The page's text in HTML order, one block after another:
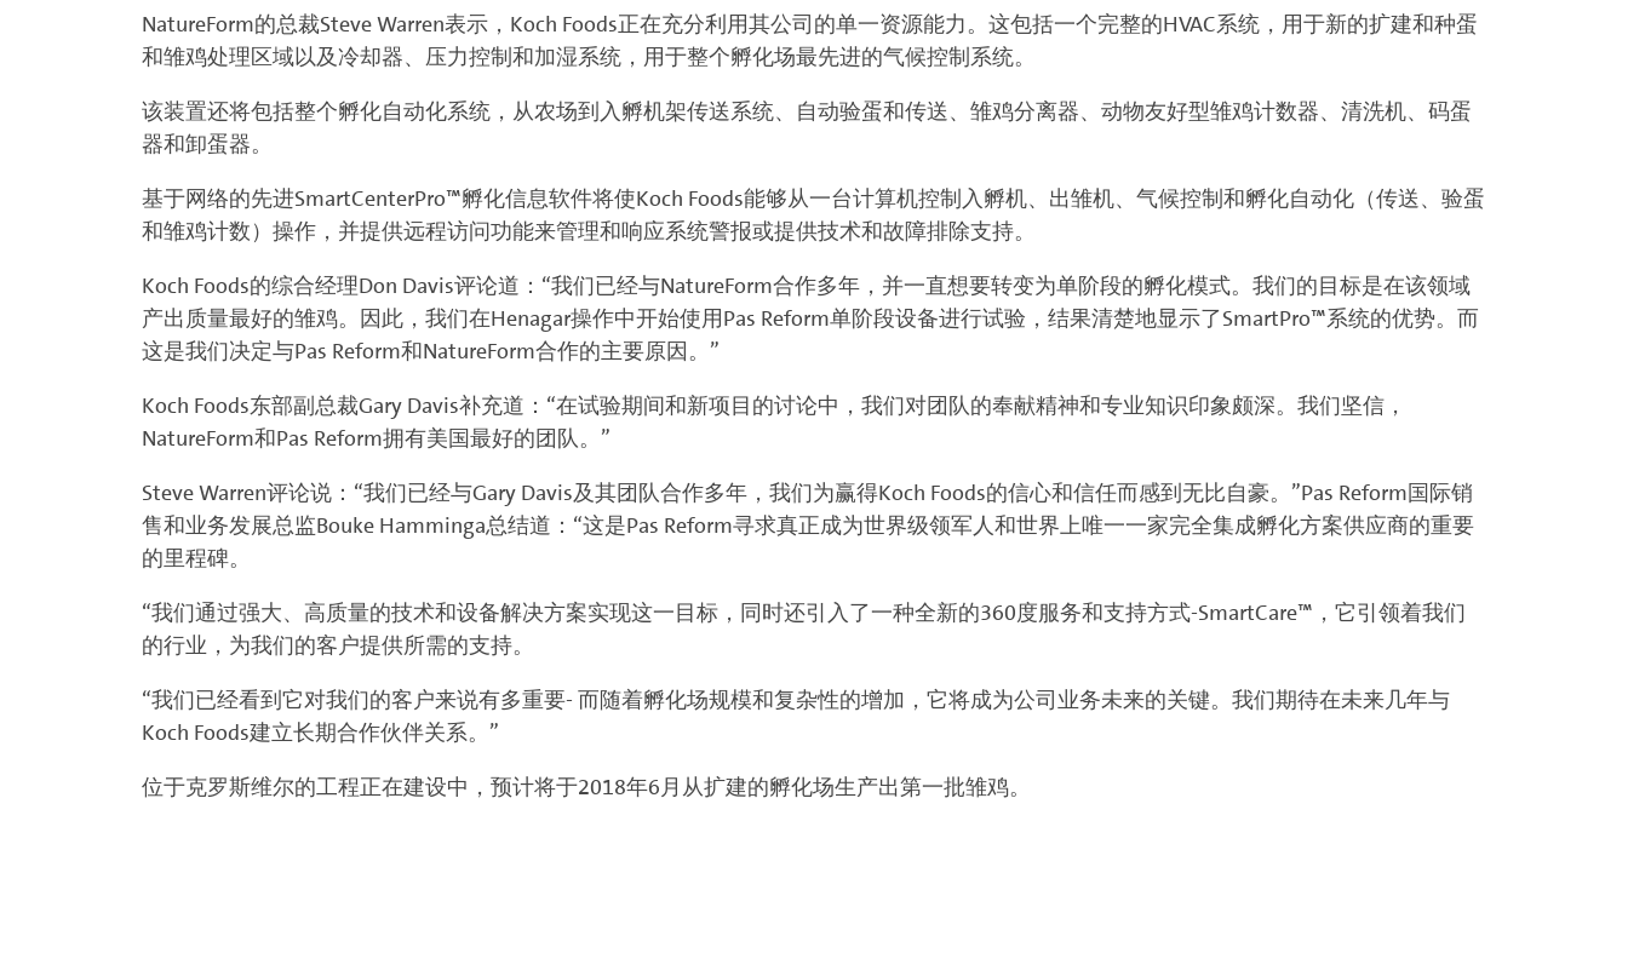
NatureForm的总裁Steve Warren表示，Koch Foods正在充分利用其公司的单一资源能力。这包括一个完整的HVAC系统，用于新的扩建和种蛋
和雏鸡处理区域以及冷却器、压力控制和加湿系统，用于整个孵化场最先进的气候控制系统。
该装置还将包括整个孵化自动化系统，从农场到入孵机架传送系统、自动验蛋和传送、雏鸡分离器、动物友好型雏鸡计数器、清洗机、码蛋
器和卸蛋器。
基于网络的先进SmartCenterPro™孵化信息软件将使Koch Foods能够从一台计算机控制入孵机、出雏机、气候控制和孵化自动化（传送、验蛋
和雏鸡计数）操作，并提供远程访问功能来管理和响应系统警报或提供技术和故障排除支持。
Koch Foods的综合经理Don Davis评论道：“我们已经与NatureForm合作多年，并一直想要转变为单阶段的孵化模式。我们的目标是在该领域
产出质量最好的雏鸡。因此，我们在Henagar操作中开始使用Pas Reform单阶段设备进行试验，结果清楚地显示了SmartPro™系统的优势。而
这是我们决定与Pas Reform和NatureForm合作的主要原因。”
Koch Foods东部副总裁Gary Davis补充道：“在试验期间和新项目的讨论中，我们对团队的奉献精神和专业知识印象颇深。我们坚信，
NatureForm和Pas Reform拥有美国最好的团队。”
Steve Warren评论说：“我们已经与Gary Davis及其团队合作多年，我们为赢得Koch Foods的信心和信任而感到无比自豪。”Pas Reform国际销
售和业务发展总监Bouke Hamminga总结道：“这是Pas Reform寻求真正成为世界级领军人和世界上唯一一家完全集成孵化方案供应商的重要
的里程碑。
“我们通过强大、高质量的技术和设备解决方案实现这一目标，同时还引入了一种全新的360度服务和支持方式-SmartCare™，它引领着我们
的行业，为我们的客户提供所需的支持。
“我们已经看到它对我们的客户来说有多重要- 而随着孵化场规模和复杂性的增加，它将成为公司业务未来的关键。我们期待在未来几年与
Koch Foods建立长期合作伙伴关系。”
位于克罗斯维尔的工程正在建设中，预计将于2018年6月从扩建的孵化场生产出第一批雏鸡。